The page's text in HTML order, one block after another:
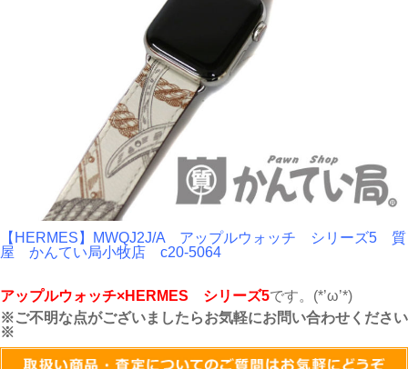
【HERMES】MWQJ2J/A アップルウォッチ シリーズ5 質
屋 かんてい局小牧店 c20-5064
アップルウォッチ×HERMES シリーズ5です。(*’ω’*)
※ご不明な点がございましたらお気軽にお問い合わせください
※